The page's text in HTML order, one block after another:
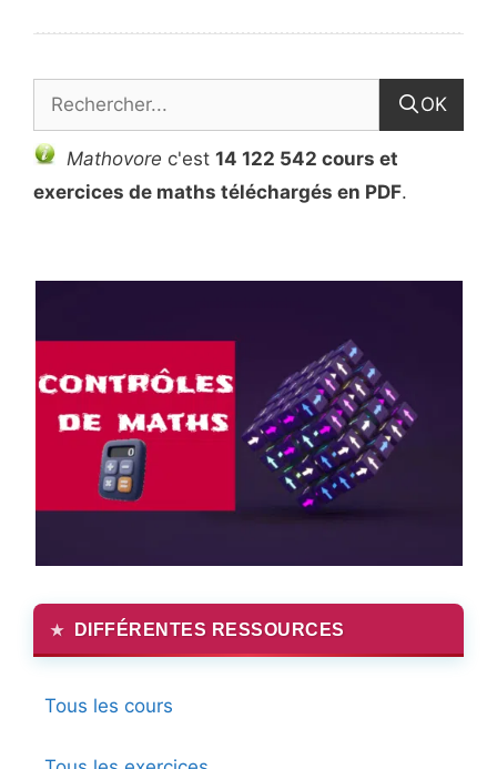
OK
Mathovore c'est 14 122 542 cours et
exercices de maths téléchargés en PDF.
DIFFÉRENTES RESSOURCES
Tous les cours